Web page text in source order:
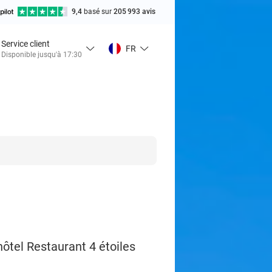
9,4 basé sur 205 993 avis
Service client
Disponible jusqu'à 17:30
FR
Restaurant 4 étoiles